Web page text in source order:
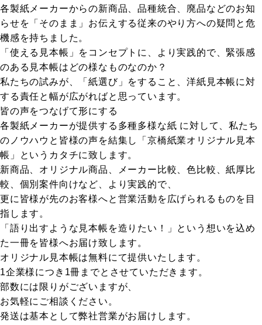
各製紙メーカーからの新商品、品種統合、廃品などのお知
らせを「そのまま」お伝えする従来のやり方への疑問と危
機感を持ちました。
「使える見本帳」をコンセプトに、より実践的で、緊張感
のある見本帳はどの様なものなのか？
私たちの試みが、「紙選び」をすること、洋紙見本帳に対
する責任と幅が広がればと思っています。
皆の声をつなげて形にする
各製紙メーカーが提供する多種多様な紙 に対して、私たち
のノウハウと皆様の声を結集し「京橋紙業オリジナル見本
帳」というカタチに致します。
新商品、オリジナル商品、メーカー比較、色比較、紙厚比
較、個別案件向けなど、より実践的で、
更に皆様が先のお客様へと営業活動を広げられるものを目
指します。
「語り出すような見本帳を造りたい！」という想いを込め
た一冊を皆様へお届け致します。
オリジナル見本帳は無料にて提供いたします。
1企業様につき1冊までとさせていただきます。
部数には限りがございますが、
お気軽にご相談ください。
発送は基本として弊社営業がお届けします。